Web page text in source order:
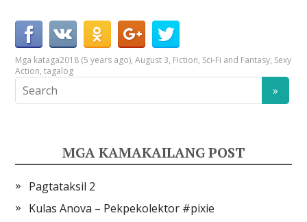
Mga kataga2018 (5 years ago),August 3, Fiction, Sci-Fi and Fantasy, Sexy
Action,tagalog
MGA KAMAKAILANG POST
Pagtataksil 2
Kulas Anova – Pekpekolektor #pixie